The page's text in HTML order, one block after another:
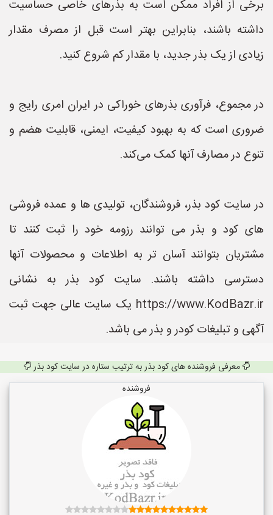
برخی از افراد ممکن است به بذرهای خاصی حساسیت
داشته باشند، بنابراین بهتر است قبل از مصرف مقدار
زیادی از یک بذر جدید، با مقدار کم شروع کنید.
در مجموع، فرآوری بذرهای خوراکی در ایران امری رایج و
ضروری است که به بهبود کیفیت، ایمنی، قابلیت هضم و
تنوع در مصارف آنها کمک می‌کند.
در سایت کود بذر، فروشندگان، تولیدی ها و عمده فروشی
های کود و بذر می توانند رزومه خود را ثبت کنند تا
مشتریان بتوانند آسان تر به اطلاعات و محصولات آنها
دسترسی داشته باشند. سایت کود بذر به نشانی
https://www.KodBazr.ir یک سایت عالی جهت ثبت
آگهی و تبلیغات کودر و بذر می باشد.
معرفی فروشنده های کود بذر به ترتیب ستاره در سایت کود بذر
فروشنده